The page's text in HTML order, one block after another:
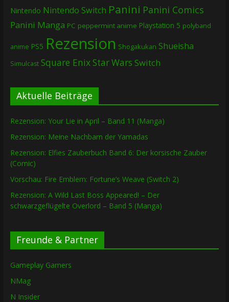
Nintendo Nintendo Switch Panini Panini Comics
Panini Manga PC peppermint anime Playstation 5 polyband
anime PS5 Rezension Shogakukan Shueisha
Simulcast Square EnixStar Wars Switch
Aktuelle Beiträge
Rezension: Your Lie in April – Band 11 (Manga)
Rezension: Meine Nachbarn der Yamadas
Rezension: Elfies Zauberbuch Band 6: Der korsische Zauber
(Comic)
Vorschau: Fire Emblem: Fortune’s Weave (Switch 2)
Rezension: A Wild Last Boss Appeared! – Der
schwarzgeflügelte Overlord – Band 5 (Manga)
Freunde & Partner
Gameplay Gamers
NMag
N Insider